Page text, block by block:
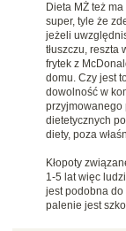
Dieta MŻ też
super, tyle że
jeżeli
tłuszczu, reszta
frytek z
domu. Czy jest
dowolność w
przyjmowanego
dietetycznych
diety, poza
Kłopoty
1-5 lat więc
jest podobna
palenie jest